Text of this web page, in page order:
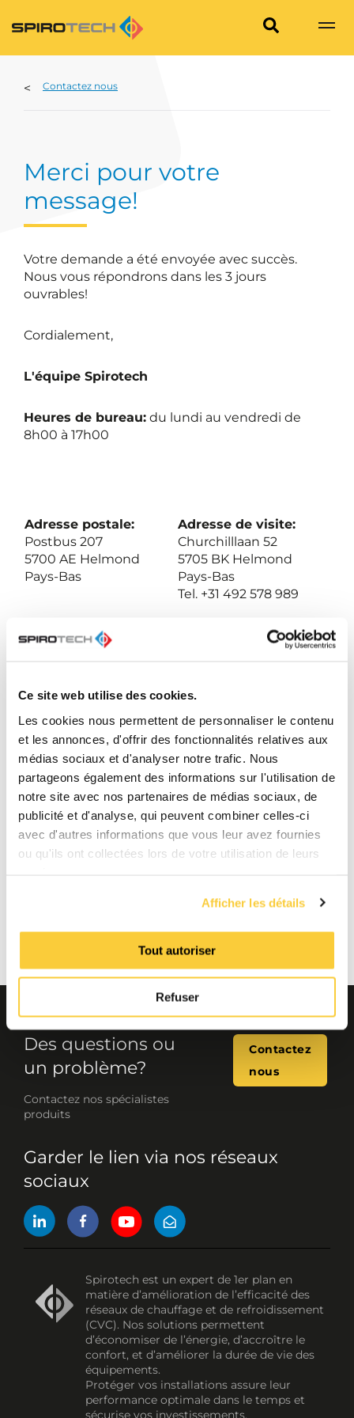
Ce site web utilise des cookies.
Les cookies nous permettent de personnaliser le contenu
et les annonces, d'offrir des fonctionnalités relatives aux
médias sociaux et d'analyser notre trafic. Nous
partageons également des informations sur l'utilisation de
notre site avec nos partenaires de médias sociaux, de
publicité et d'analyse, qui peuvent combiner celles-ci
avec d'autres informations que vous leur avez fournies
ou qu'ils ont collectées lors de votre utilisation de leurs
Afficher les détails
Tout autoriser
Refuser
Contactez nous
Merci pour votre
message!
Votre demande a été envoyée avec succès.
Nous vous répondrons dans les 3 jours
ouvrables!
Cordialement,
L'équipe Spirotech
Heures de bureau: du lundi au vendredi de
8h00 à 17h00
Adresse postale:
Postbus 207
5700 AE Helmond
Pays-Bas
Adresse de visite:
Churchilllaan 52
5705 BK Helmond
Pays-Bas
Tel. +31 492 578 989
VAT: NL-007020995 B01
Des questions ou
un problème?
Contactez nos spécialistes
produits
Contactez
nous
Garder le lien via nos réseaux
sociaux
Spirotech est un expert de 1er plan en
matière d’amélioration de l’efficacité des
réseaux de chauffage et de refroidissement
(CVC). Nos solutions permettent
d’économiser de l’énergie, d’accroître le
confort, et d’améliorer la durée de vie des
équipements.
Protéger vos installations assure leur
performance optimale dans le temps et
sécurise vos investissements.